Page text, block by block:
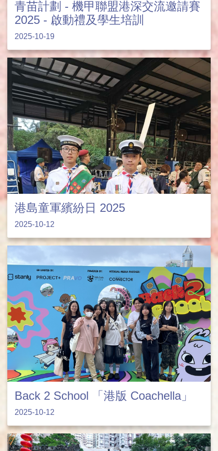
青苗計劃 - 機甲聯盟港深交流邀請賽
2025 - 啟動禮及學生培訓
2025-10-19
港島童軍繽紛日 2025
2025-10-12
Back 2 School 「港版 Coachella」
2025-10-12